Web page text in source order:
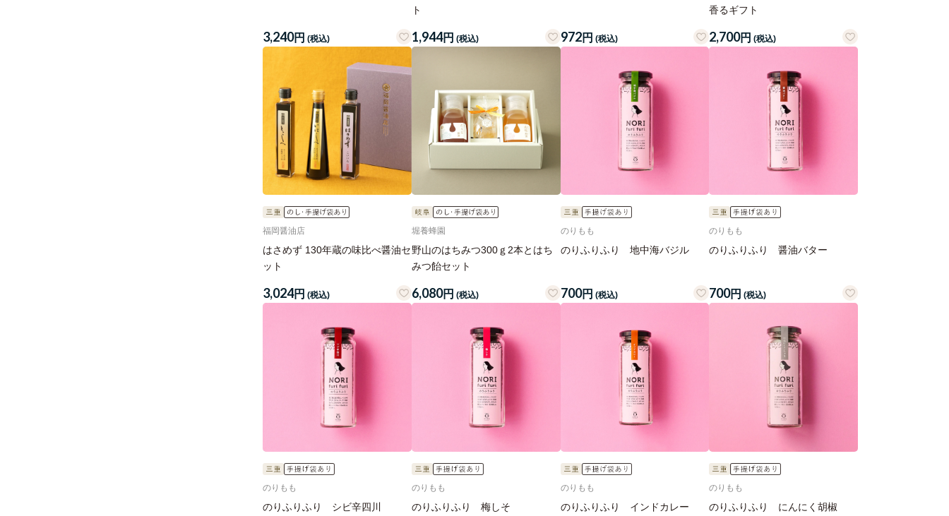
3,240円 (税込)
ト
1,944円 (税込) 972円 (税込)
香るギフト
2,700円 (税込)
福岡醤油店
はさめず 130年蔵の味比べ醤油セ
ット
3,024円 (税込)
堀養蜂園
野山のはちみつ300ｇ2本とはち
みつ飴セット
6,080円 (税込)
のりもも
のりふりふり 地中海バジル
700円 (税込)
のりもも
のりふりふり 醤油バター
700円 (税込)
のりもも
のりふりふり シビ辛四川
のりもも
のりふりふり 梅しそ
のりもも
のりふりふり インドカレー
のりもも
のりふりふり にんにく胡椒